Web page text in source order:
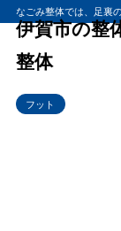
なごみ整体では、足裏
伊賀市の整
整体
フット